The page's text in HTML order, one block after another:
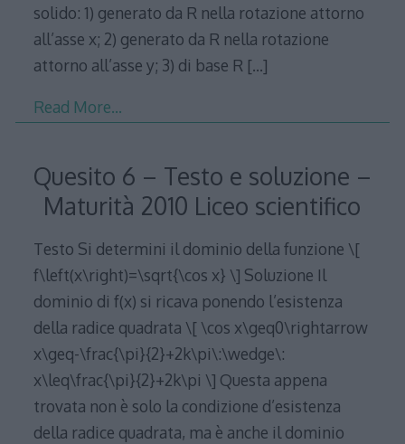
solido: 1) generato da R nella rotazione attorno
all’asse x; 2) generato da R nella rotazione
attorno all’asse y; 3) di base R […]
Read More…
Quesito 6 – Testo e soluzione –
Maturità 2010 Liceo scientifico
Testo Si determini il dominio della funzione \[
f\left(x\right)=\sqrt{\cos x} \] Soluzione Il
dominio di f(x) si ricava ponendo l’esistenza
della radice quadrata \[ \cos x\geq0\rightarrow
x\geq-\frac{\pi}{2}+2k\pi\:\wedge\:
x\leq\frac{\pi}{2}+2k\pi \] Questa appena
trovata non è solo la condizione d’esistenza
della radice quadrata, ma è anche il dominio